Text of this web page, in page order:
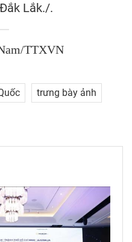
Lắk./.
TTXVN
trưng bày ảnh